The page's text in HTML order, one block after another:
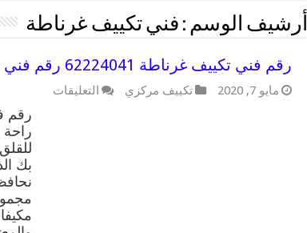
أرشيف الوسم : فني تكييف غرناطة
رقم فني تكييف غرناطة 62224041 رقم فني صيانة تكييف مركزي غرناطة
مايو 7, 2020 تكييف مركزي التعليقات
تكييف
غرناطة
62224041
صيانة
تكييف
رقم
راحة
بك